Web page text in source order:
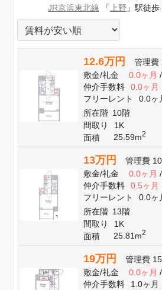
JR京浜東北線 「 上野 」駅徒歩
12.6万円 管理費
敷金/礼金 0.0ヶ月/
仲介手数料
0.0ヶ月
フリーレント
0.0ヶ
所在階 10階
間取り
1K
面積
25.59m2
13万円 管理費
敷金/礼金 0.0ヶ月/
仲介手数料
0.5ヶ月
フリーレント
0.0ヶ
所在階 13階
間取り
1K
面積
25.81m2
19万円 管理費
敷金/礼金 0.0ヶ月/
仲介手数料
1.0ヶ月